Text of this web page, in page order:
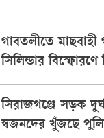
গাবতলীতে মাছবাহী
সিলিন্ডার
সিরাজগঞ্জে সড়ক
স্বজনদের খুঁজছে